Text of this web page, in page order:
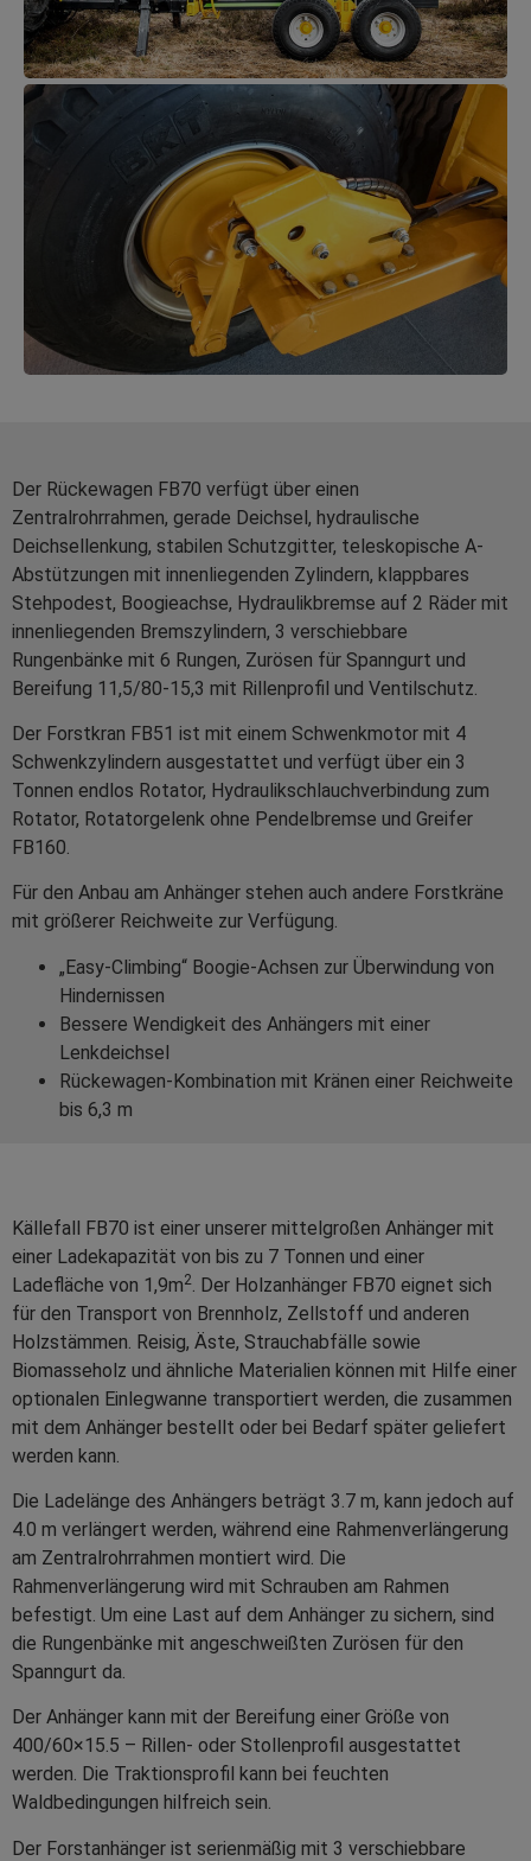
Der Rückewagen FB70 verfügt über einen
Zentralrohrrahmen, gerade Deichsel, hydraulische
Deichsellenkung, stabilen Schutzgitter, teleskopische A-
Abstützungen mit innenliegenden Zylindern, klappbares
Stehpodest, Boogieachse, Hydraulikbremse auf 2 Räder mit
innenliegenden Bremszylindern, 3 verschiebbare
Rungenbänke mit 6 Rungen, Zurösen für Spanngurt und
Bereifung 11,5/80-15,3 mit Rillenprofil und Ventilschutz.
Der Forstkran FB51 ist mit einem Schwenkmotor mit 4
Schwenkzylindern ausgestattet und verfügt über ein 3
Tonnen endlos Rotator, Hydraulikschlauchverbindung zum
Rotator, Rotatorgelenk ohne Pendelbremse und Greifer
FB160.
Für den Anbau am Anhänger stehen auch andere Forstkräne
mit größerer Reichweite zur Verfügung.
„Easy-Climbing“ Boogie-Achsen zur Überwindung von
Hindernissen
Bessere Wendigkeit des Anhängers mit einer
Lenkdeichsel
Rückewagen-Kombination mit Kränen einer Reichweite
bis 6,3 m
Källefall FB70 ist einer unserer mittelgroßen Anhänger mit
einer Ladekapazität von bis zu 7 Tonnen und einer
Ladefläche von 1,9m2
. Der Holzanhänger FB70 eignet sich
für den Transport von Brennholz, Zellstoff und anderen
Holzstämmen. Reisig, Äste, Strauchabfälle sowie
Biomasseholz und ähnliche Materialien können mit Hilfe einer
optionalen Einlegwanne transportiert werden, die zusammen
mit dem Anhänger bestellt oder bei Bedarf später geliefert
werden kann.
Die Ladelänge des Anhängers beträgt 3.7 m, kann jedoch auf
4.0 m verlängert werden, während eine Rahmenverlängerung
am Zentralrohrrahmen montiert wird. Die
Rahmenverlängerung wird mit Schrauben am Rahmen
befestigt. Um eine Last auf dem Anhänger zu sichern, sind
die Rungenbänke mit angeschweißten Zurösen für den
Spanngurt da.
Der Anhänger kann mit der Bereifung einer Größe von
400/60×15.5 – Rillen- oder Stollenprofil ausgestattet
werden. Die Traktionsprofil kann bei feuchten
Waldbedingungen hilfreich sein.
Der Forstanhänger ist serienmäßig mit 3 verschiebbare